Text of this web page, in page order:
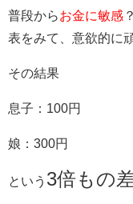
普段から お金に敏感
表をみて、意欲的に
その結果
息子：100円
娘：300円
という 3倍もの